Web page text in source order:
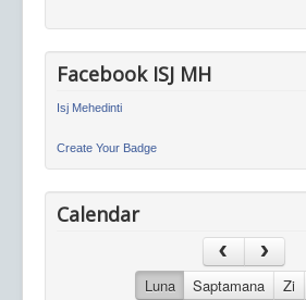
Facebook ISJ MH
Isj Mehedinti
Create Your Badge
Calendar
Luna Saptamana Zi